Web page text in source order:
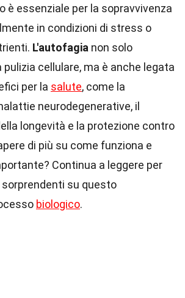
è essenziale per la sopravvivenza
in condizioni di stress o
L'autofagia non solo
cellulare, ma è anche legata
per la salute, come la
neurodegenerative, il
longevità e la protezione contro
di più su come funziona e
Continua a leggere per
su questo
biologico.